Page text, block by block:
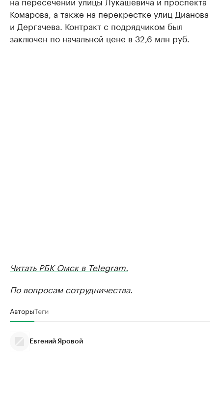
Комарова, а также на перекрестке улиц Дианова
и Дергачева. Контракт с подрядчиком был
заключен по начальной цене в 32,6 млн руб.
Читать РБК Омск в Telegram.
По вопросам сотрудничества.
АвторыТеги
Евгений Яровой